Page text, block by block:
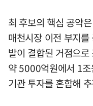
최 후보의 핵심 공약
매천시장 이전 부지
발이 결합된 거점으
약 5000억원에서 1
기관 투자를 혼합해